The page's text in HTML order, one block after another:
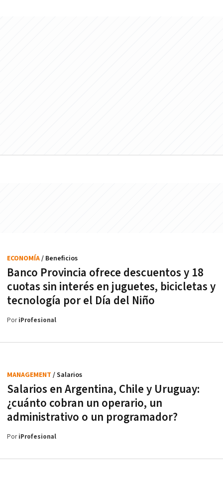
Banco Provincia ofrece descuentos y 18
cuotas sin interés en juguetes, bicicletas y
tecnología por el Día del Niño
ECONOMÍA/ Beneficios
PoriProfesional
Salarios en Argentina, Chile y Uruguay:
¿cuánto cobran un operario, un
administrativo o un programador?
MANAGEMENT / Salarios
PoriProfesional